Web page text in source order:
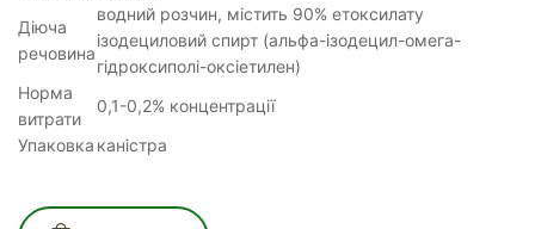
Діюча
речовина
водний розчин, містить 90% етоксилату
ізодециловий спирт (альфа-ізодецил-омега-
гідроксиполі-оксіетилен)
Норма
витрати
0,1-0,2% концентрації
Упаковка каністра